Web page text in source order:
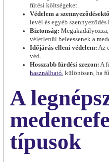
fűtési költségeket.
Védelem a
levél és egyéb szennyeződés
Biztonság:
véletlenül beleessenek a
Időjárás elleni védelem: Az
véd.
Hosszabb fürdési szezon: A
használható, különösen, ha
A
típusok